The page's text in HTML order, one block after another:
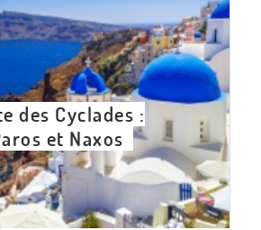
des Cyclades :
et Naxos